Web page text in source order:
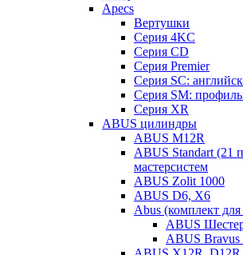
Apecs
Вертушки
Серия 4KC
Серия CD
Серия Premier
Серия SC:
Серия SM:
Серия XR
ABUS цилиндры
ABUS M12R
ABUS Standart (21
мастерсистем
ABUS Zolit 1000
ABUS D6, X6
Abus (комплект
ABUS
ABUS Bravus